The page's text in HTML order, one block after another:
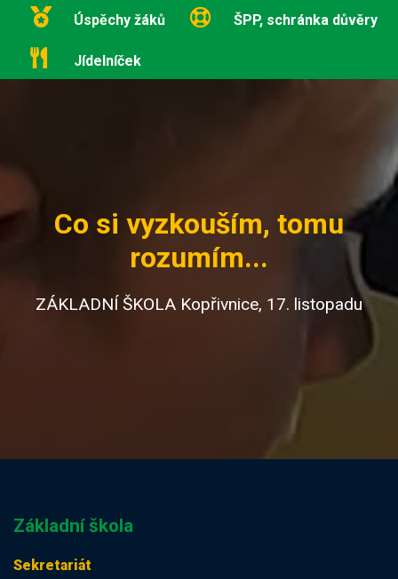
Úspěchy žáků ŠPP, schránka důvěry
Jídelníček
Co si vyzkouším, tomu
rozumím...
ZÁKLADNÍ ŠKOLA Kopřivnice, 17. listopadu
Základní škola
Sekretariát